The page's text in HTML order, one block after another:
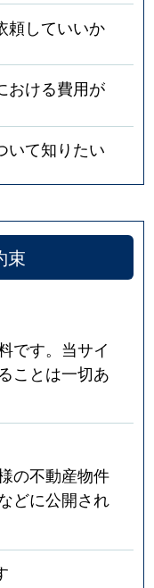
頼していいか
おける費用が
いて知りたい
束
です。当サイ
ことは一切あ
の不動産物件
どに公開され